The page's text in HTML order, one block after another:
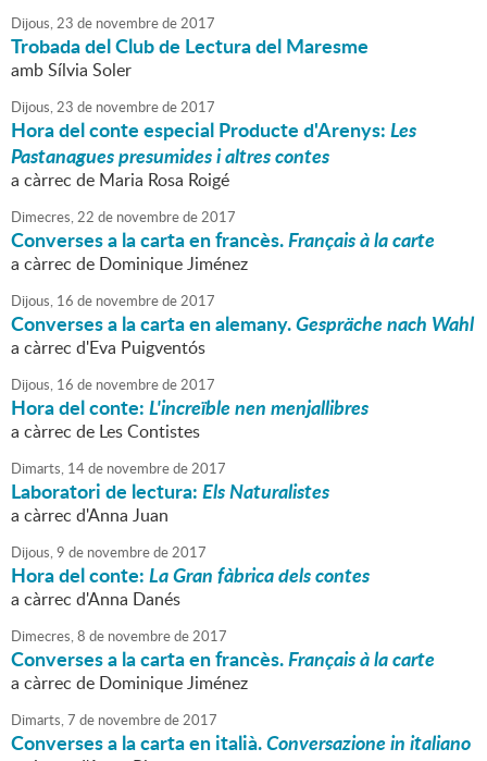
Dijous,23 de novembrede2017
Trobada del Club de Lectura del Maresme
amb Sílvia Soler
Dijous,23 de novembrede2017
Hora del conte especial Producte d'Arenys:Les
Pastanagues presumides i altres contes
a càrrec de Maria Rosa Roigé
Dimecres,22 de novembrede2017
Converses a la carta en francès.Français à la carte
a càrrec de Dominique Jiménez
Dijous, 16 de novembrede2017
Converses a la carta en alemany.Gespräche nach Wahl
a càrrec d'Eva Puigventós
Dijous, 16 de novembrede2017
Hora del conte:L'increïble nen menjallibres
a càrrec de Les Contistes
Dimarts, 14de novembrede2017
Laboratori de lectura:Els Naturalistes
a càrrec d'Anna Juan
Dijous,9 de novembrede2017
Hora del conte:La Gran fàbrica dels contes
a càrrec d'Anna Danés
Dimecres,8 de novembrede2017
Converses a la carta en francès.Français à la carte
a càrrec de Dominique Jiménez
Dimarts,7 de novembrede2017
Converses a la carta en italià.Conversazione in italiano